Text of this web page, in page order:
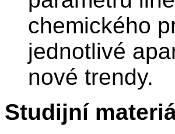
chemického
jednotlivé
nové trendy.
Studijní